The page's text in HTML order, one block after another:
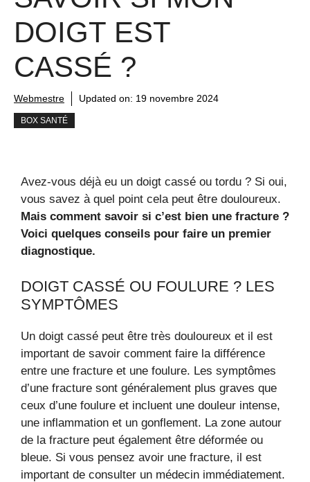
DOIGT EST
CASSÉ ?
Webmestre Updated on: 19 novembre 2024
BOX SANTÉ
Avez-vous déjà eu un doigt cassé ou tordu ? Si oui,
vous savez à quel point cela peut être douloureux.
Mais comment savoir si c’est bien une fracture ?
Voici quelques conseils pour faire un premier
diagnostique.
DOIGT CASSÉ OU FOULURE ? LES
SYMPTÔMES
Un doigt cassé peut être très douloureux et il est
important de savoir comment faire la différence
entre une fracture et une foulure. Les symptômes
d’une fracture sont généralement plus graves que
ceux d’une foulure et incluent une douleur intense,
une inflammation et un gonflement. La zone autour
de la fracture peut également être déformée ou
bleue. Si vous pensez avoir une fracture, il est
important de consulter un médecin immédiatement.